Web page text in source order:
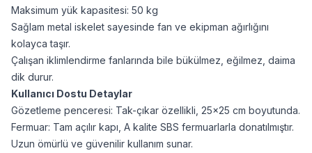
Maksimum yük kapasitesi: 50 kg
Sağlam metal iskelet sayesinde fan ve ekipman ağırlığını
kolayca taşır.
Çalışan iklimlendirme fanlarında bile bükülmez, eğilmez, daima
dik durur.
Kullanıcı Dostu Detaylar
Gözetleme penceresi: Tak-çıkar özellikli, 25×25 cm boyutunda.
Fermuar: Tam açılır kapı, A kalite SBS fermuarlarla donatılmıştır.
Uzun ömürlü ve güvenilir kullanım sunar.